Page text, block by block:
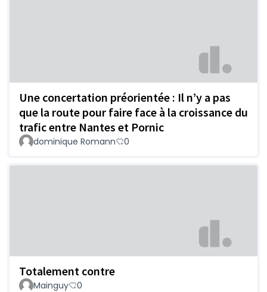
Une concertation préorientée : Il n’y a pas
que la route pour faire face à la croissance du
trafic entre Nantes et Pornic
dominique Romann 0
Totalement contre
Mainguy 0